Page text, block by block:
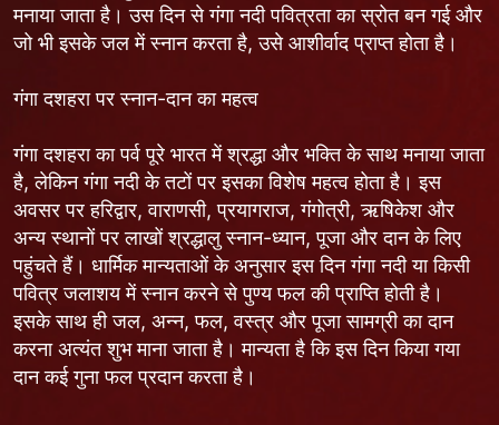
मनाया जाता है। उस दिन से गंगा नदी पवित्रता का स्रोत बन गई और
जो भी इसके जल में स्नान करता है, उसे आशीर्वाद प्राप्त होता है।
गंगा दशहरा पर स्नान-दान का महत्व
गंगा दशहरा का पर्व पूरे भारत में श्रद्धा और भक्ति के साथ मनाया जाता
है, लेकिन गंगा नदी के तटों पर इसका विशेष महत्व होता है। इस
अवसर पर हरिद्वार, वाराणसी, प्रयागराज, गंगोत्री, ऋषिकेश और
अन्य स्थानों पर लाखों श्रद्धालु स्नान-ध्यान, पूजा और दान के लिए
पहुंचते हैं। धार्मिक मान्यताओं के अनुसार इस दिन गंगा नदी या किसी
पवित्र जलाशय में स्नान करने से पुण्य फल की प्राप्ति होती है।
इसके साथ ही जल, अन्न, फल, वस्त्र और पूजा सामग्री का दान
करना अत्यंत शुभ माना जाता है। मान्यता है कि इस दिन किया गया
दान कई गुना फल प्रदान करता है।